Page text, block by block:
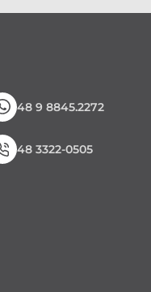
48 9 8845.2272
48 3322-0505